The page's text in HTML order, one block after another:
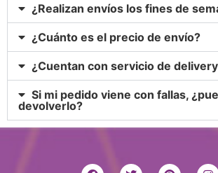
¿Realizan envíos los fines de
¿Cuánto es el precio de envío?
¿Cuentan con servicio de
Si mi pedido viene con fallas,
devolverlo?